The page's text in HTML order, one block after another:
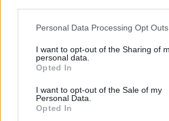
Personal Data Processing Opt Outs
I want to opt-out of the Sharing of
personal data.
Opted In
I want to opt-out of the Sale of my
Personal Data.
Opted In
budovy
hlavním vchodem, informovala agentura AP.
omezující rozmnožování holubů
8.8.2026 11:31 | ZNOJMO (